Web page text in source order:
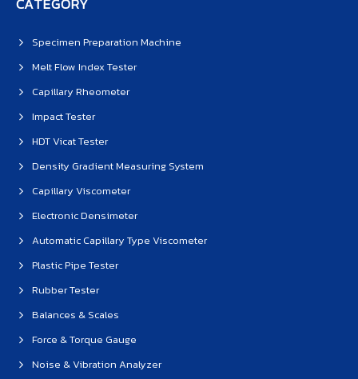
CATEGORY
Specimen Preparation Machine
Melt Flow Index Tester
Capillary Rheometer
Impact Tester
HDT Vicat Tester
Density Gradient Measuring System
Capillary Viscometer
Electronic Densimeter
Automatic Capillary Type Viscometer
Plastic Pipe Tester
Rubber Tester
Balances & Scales
Force & Torque Gauge
Noise & Vibration Analyzer